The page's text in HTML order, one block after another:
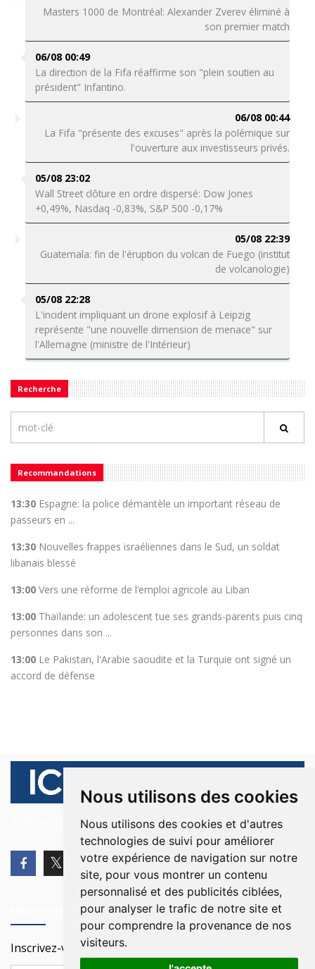
Nous utilisons des cookies
Nous utilisons des cookies et d'autres
technologies de suivi pour améliorer
votre expérience de navigation sur notre
site, pour vous montrer un contenu
personnalisé et des publicités ciblées,
pour analyser le trafic de notre site et
pour comprendre la provenance de nos
visiteurs.
Masters 1000 de Montréal: Alexander Zverev éliminé à
son premier match
06/08 00:49
La direction de la Fifa réaffirme son "plein soutien au
président" Infantino.
06/08 00:44
La Fifa "présente des excuses" après la polémique sur
l'ouverture aux investisseurs privés.
05/08 23:02
Wall Street clôture en ordre dispersé: Dow Jones
+0,49%, Nasdaq -0,83%, S&P 500 -0,17%
05/08 22:39
Guatemala: fin de l'éruption du volcan de Fuego (institut
de volcanologie)
05/08 22:28
L'incident impliquant un drone explosif à Leipzig
représente "une nouvelle dimension de menace" sur
l'Allemagne (ministre de l'Intérieur)
Recherche
Recommandations
13:30 Espagne: la police démantèle un important réseau de
passeurs en ...
13:30 Nouvelles frappes israéliennes dans le Sud, un soldat
libanais blessé
13:00 Vers une réforme de l’emploi agricole au Liban
13:00 Thaïlande: un adolescent tue ses grands-parents puis cinq
personnes dans son ...
13:00 Le Pakistan, l'Arabie saoudite et la Turquie ont signé un
accord de défense
© 2026 Ici Beyrouth. Tous les droits sont réservés.
Inscrivez-vous à notre Newsletter